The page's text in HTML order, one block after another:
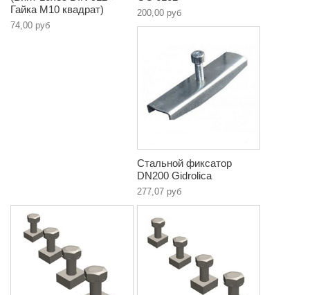
Гайка М10 квадрат)
74,00 руб
200,00 руб
Стальной фиксатор
DN200 Gidrolica
277,07 руб